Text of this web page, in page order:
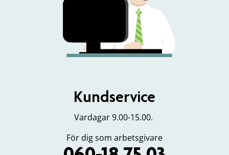
Kundservice
Vardagar 9.00-15.00.
För dig som arbetsgivare